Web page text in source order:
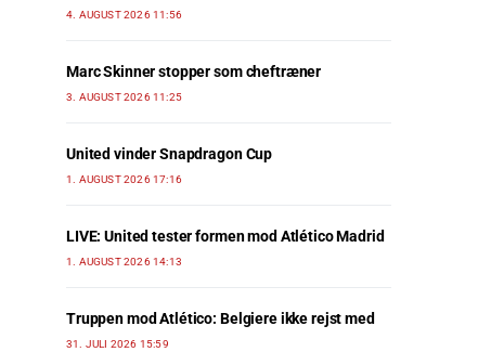
4. AUGUST 2026 11:56
Marc Skinner stopper som cheftræner
3. AUGUST 2026 11:25
United vinder Snapdragon Cup
1. AUGUST 2026 17:16
LIVE: United tester formen mod Atlético Madrid
1. AUGUST 2026 14:13
Truppen mod Atlético: Belgiere ikke rejst med
31. JULI 2026 15:59